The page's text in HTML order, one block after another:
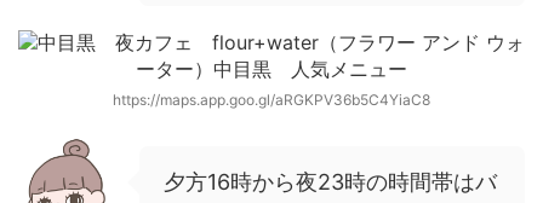
https://maps.app.goo.gl/aRGKPV36b5C4YiaC8
夕方16時から夜23時の時間帯はバ